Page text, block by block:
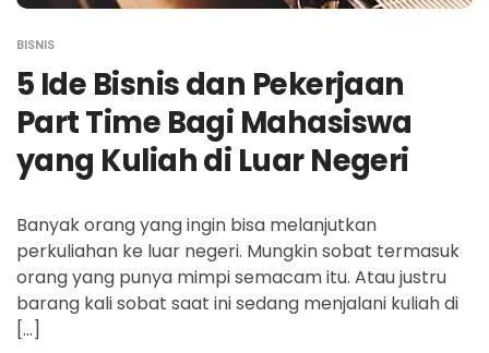
BISNIS
5 Ide Bisnis dan Pekerjaan
Part Time Bagi Mahasiswa
yang Kuliah di Luar Negeri
Banyak orang yang ingin bisa melanjutkan
perkuliahan ke luar negeri. Mungkin sobat termasuk
orang yang punya mimpi semacam itu. Atau justru
barang kali sobat saat ini sedang menjalani kuliah di
[…]